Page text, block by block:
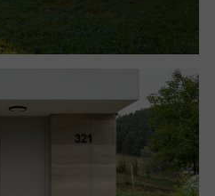
otvorů tvoří hliníkové
v předsazené
je kontaktně zateplena
stěna suterénu využívá
minerální vlnou.
tepelným čerpadlem
i pro chlazení, a